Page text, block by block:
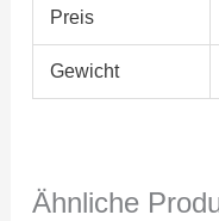
Preis
Gewicht
Ähnliche